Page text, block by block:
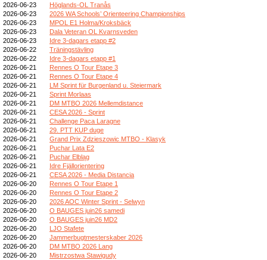
2026-06-23
Höglands-OL Tranås
2026-06-23
2026 WA Schools’ Orienteering Championships
2026-06-23
MPOL E1 Holma/Kroksbäck
2026-06-23
Dala Veteran OL Kvarnsveden
2026-06-23
Idre 3-dagars etapp #2
2026-06-22
Träningstävling
2026-06-22
Idre 3-dagars etapp #1
2026-06-21
Rennes O Tour Etape 3
2026-06-21
Rennes O Tour Etape 4
2026-06-21
LM Sprint für Burgenland u. Steiermark
2026-06-21
Sprint Morlaas
2026-06-21
DM MTBO 2026 Mellemdistance
2026-06-21
CESA 2026 - Sprint
2026-06-21
Challenge Paca Laragne
2026-06-21
29. PTT KUP duge
2026-06-21
Grand Prix Zdzieszowic MTBO - Klasyk
2026-06-21
Puchar Lata E2
2026-06-21
Puchar Elbląg
2026-06-21
Idre Fjällorientering
2026-06-21
CESA 2026 - Media Distancia
2026-06-20
Rennes O Tour Etape 1
2026-06-20
Rennes O Tour Etape 2
2026-06-20
2026 AOC Winter Sprint - Selwyn
2026-06-20
O BAUGES juin26 samedi
2026-06-20
O BAUGES juin26 MD2
2026-06-20
LJO Stafete
2026-06-20
Jammerbugtmesterskaber 2026
2026-06-20
DM MTBO 2026 Lang
2026-06-20
Mistrzostwa Stawigudy